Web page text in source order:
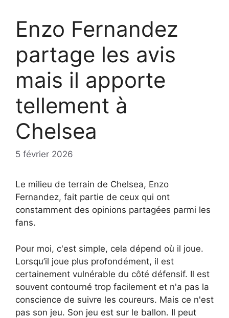
Enzo Fernandez
partage les avis
mais il apporte
tellement à
Chelsea
5 février 2026
Le milieu de terrain de Chelsea, Enzo
Fernandez, fait partie de ceux qui ont
constamment des opinions partagées parmi les
fans.
Pour moi, c'est simple, cela dépend où il joue.
Lorsqu’il joue plus profondément, il est
certainement vulnérable du côté défensif. Il est
souvent contourné trop facilement et n'a pas la
conscience de suivre les coureurs. Mais ce n'est
pas son jeu. Son jeu est sur le ballon. Il peut